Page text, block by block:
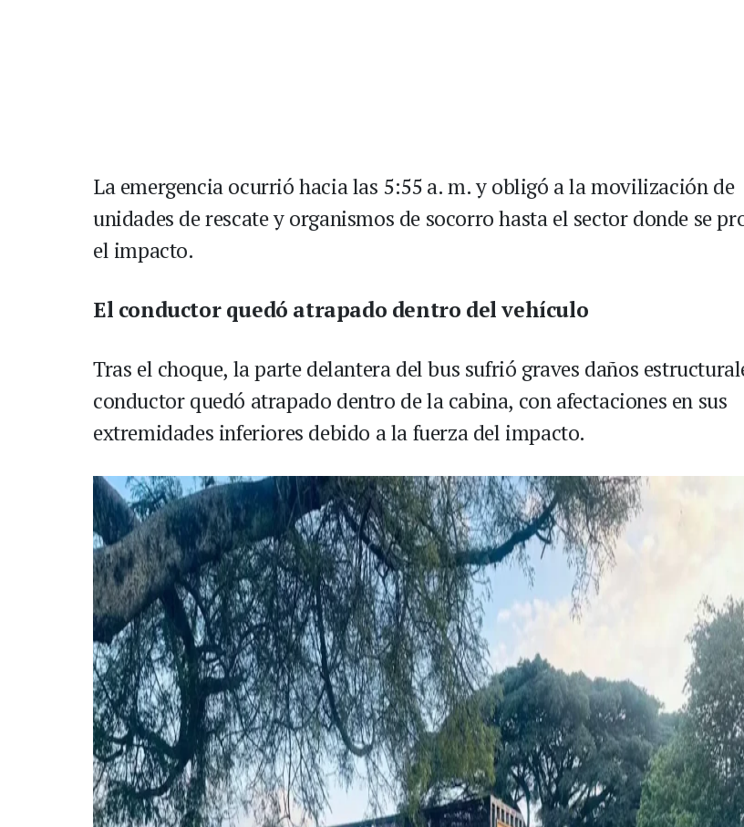
La emergencia ocurrió hacia las 5:55 a. m. y obligó a la movilización de
unidades de rescate y organismos de socorro hasta el sector donde se
el impacto.
El conductor quedó atrapado dentro del vehículo
Tras el choque, la parte delantera del bus sufrió graves daños
conductor quedó atrapado dentro de la cabina, con afectaciones en sus
extremidades inferiores debido a la fuerza del impacto.